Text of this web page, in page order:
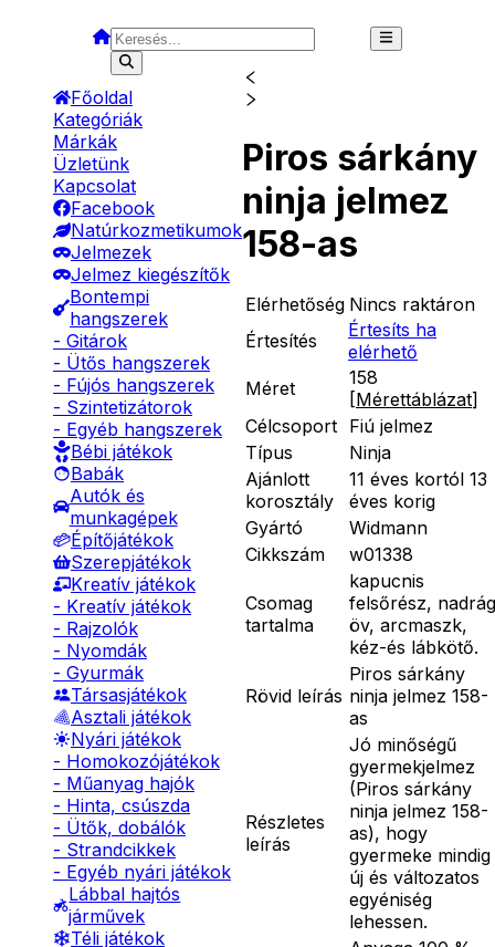
Főoldal
Kategóriák
Márkák
Üzletünk
Kapcsolat
Facebook
Natúrkozmetikumok
Jelmezek
Jelmez kiegészítők
Bontempi
hangszerek
- Gitárok
- Ütős hangszerek
- Fújós hangszerek
- Szintetizátorok
- Egyéb hangszerek
Bébi játékok
Babák
Autók és
munkagépek
Építőjátékok
Szerepjátékok
Kreatív játékok
- Kreatív játékok
- Rajzolók
- Nyomdák
- Gyurmák
Társasjátékok
Asztali játékok
Nyári játékok
- Homokozójátékok
- Műanyag hajók
- Hinta, csúszda
- Ütők, dobálók
- Strandcikkek
- Egyéb nyári játékok
Lábbal hajtós
járművek
Téli játékok
Piros sárkány
ninja jelmez
158-as
Elérhetőség Nincs raktáron
Értesítés
Értesíts ha
elérhető
Méret
158
[Mérettáblázat]
Célcsoport Fiú jelmez
Típus
Ninja
Ajánlott
korosztály
11 éves kortól 13
éves korig
Gyártó
Widmann
Cikkszám
w01338
Csomag
tartalma
kapucnis
felsőrész,
öv, arcmaszk,
kéz-és lábkötő.
Rövid leírás
Piros sárkány
ninja jelmez 158-
as
Részletes
leírás
Jó minőségű
gyermekjelmez
(Piros sárkány
ninja jelmez 158-
as), hogy
gyermeke mindig
új és változatos
egyéniség
lehessen.